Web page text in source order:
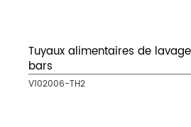
Tuyaux alimentaires de lavage
bars
V102006-TH2